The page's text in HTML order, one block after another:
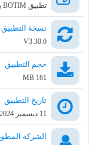
تطبيق BOTIM بوتيم صوت وصورة
نسخة التطبيق
V3.30.0
حجم التطبيق
161 MB
تاريخ التطبيق
11 ديسمبر 2024
الشركة